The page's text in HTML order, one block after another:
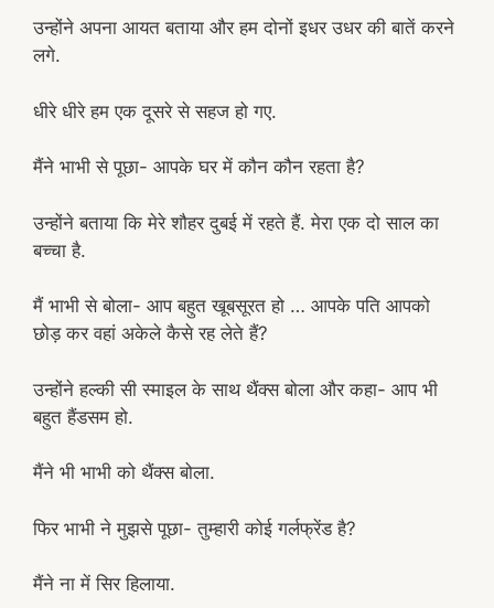
उन्होंने अपना आयत बताया और हम दोनों इधर उधर की बातें करने
लगे.
धीरे धीरे हम एक दूसरे से सहज हो गए.
मैंने भाभी से पूछा- आपके घर में कौन कौन रहता है?
उन्होंने बताया कि मेरे शौहर दुबई में रहते हैं. मेरा एक दो साल का
बच्चा है.
मैं भाभी से बोला- आप बहुत खूबसूरत हो … आपके पति आपको
छोड़ कर वहां अकेले कैसे रह लेते हैं?
उन्होंने हल्की सी स्माइल के साथ थैंक्स बोला और कहा- आप भी
बहुत हैंडसम हो.
मैंने भी भाभी को थैंक्स बोला.
फिर भाभी ने मुझसे पूछा- तुम्हारी कोई गर्लफ्रेंड है?
मैंने ना में सिर हिलाया.